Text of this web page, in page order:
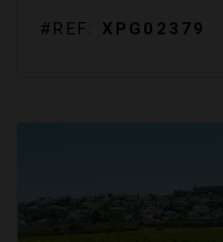
#REF: XPG02379